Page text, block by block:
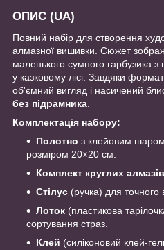
ОПИС (UA)
Повний набір для створення
алмазної вишивки. Сюжет
маленького сумного гарбузика
у казковому лісі. Завдяки
об'ємний вигляд і насичений
без підрамника
Комплектація набору:
Полотно з клейовим
розміром 20×20 см.
Комплект круглих алмазів
Стілус (ручка) для точного
Лоток (пластикова
сортування страз.
Клей (силіконовий клей-